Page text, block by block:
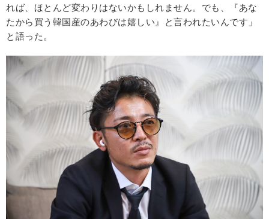
れば、ほとんど変わりはないかもしれません。でも、『あな
たから買う韓国産のあわびは嬉しい』と言われたいんです」
と語った。